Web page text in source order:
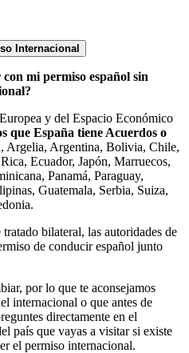
Internacional
mi permiso español sin
y del Espacio Económico
que España tiene Acuerdos o
Argelia, Argentina, Bolivia, Chile,
Ecuador, Japón, Marruecos,
Panamá, Paraguay,
Guatemala, Serbia, Suiza,
tratado bilateral, las autoridades de
de conducir español junto
por lo que te aconsejamos
internacional o que antes de
directamente en el
país que vayas a visitar si existe
el permiso internacional.